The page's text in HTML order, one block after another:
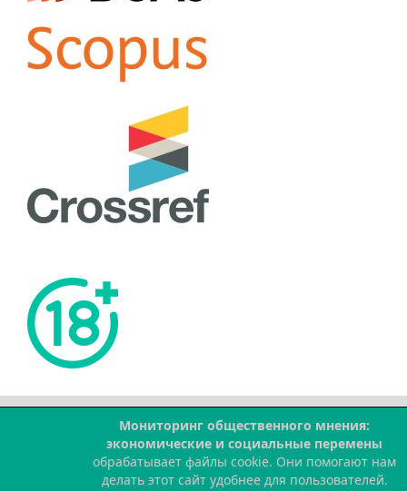
Мониторинг общественного мнения:
экономические и социальные перемены
обрабатывает файлы cookie. Они помогают нам
делать этот сайт удобнее для пользователей.